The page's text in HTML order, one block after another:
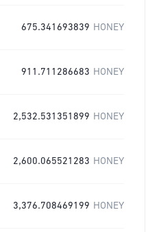
675.341693839 HONEY
911.711286683 HONEY
2,532.531351899 HONEY
2,600.065521283 HONEY
3,376.708469199 HONEY